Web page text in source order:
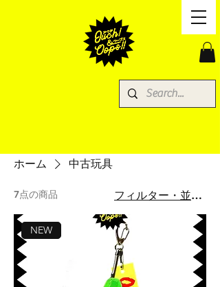
ホーム 中古玩具
7点の商品 フィルター・並び替え
NEW